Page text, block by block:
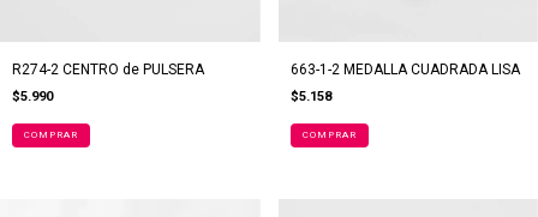
R274-2 CENTRO de PULSERA
$5.990
663-1-2 MEDALLA CUADRADA LISA
$5.158
COMPRAR